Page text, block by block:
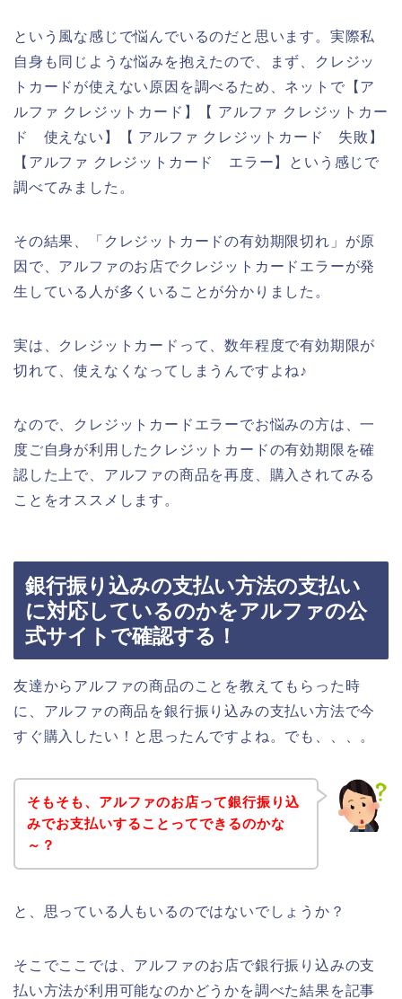
という風な感じで悩んでいるのだと思います。実際私
自身も同じような悩みを抱えたので、まず、クレジッ
トカードが使えない原因を調べるため、ネットで【ア
ルファ クレジットカード】【 アルファ クレジットカー
ド 使えない】【 アルファ クレジットカード 失敗】
【アルファ クレジットカード エラー】という感じで
調べてみました。
その結果、「クレジットカードの有効期限切れ」が原
因で、アルファのお店でクレジットカードエラーが発
生している人が多くいることが分かりました。
実は、クレジットカードって、数年程度で有効期限が
切れて、使えなくなってしまうんですよね♪
なので、クレジットカードエラーでお悩みの方は、一
度ご自身が利用したクレジットカードの有効期限を確
認した上で、アルファの商品を再度、購入されてみる
ことをオススメします。
銀行振り込みの支払い方法の支払い
に対応しているのかをアルファの公
式サイトで確認する！
友達からアルファの商品のことを教えてもらった時
に、アルファの商品を銀行振り込みの支払い方法で今
すぐ購入したい！と思ったんですよね。でも、、、。
そもそも、アルファのお店って銀行振り込
みでお支払いすることってできるのかな
～？
と、思っている人もいるのではないでしょうか？
そこでここでは、アルファのお店で銀行振り込みの支
払い方法が利用可能なのかどうかを調べた結果を記事